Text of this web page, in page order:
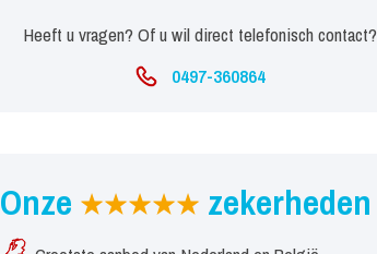
Heeft u vragen? Of u wil direct telefonisch contact?
0497-360864
Onze zekerheden